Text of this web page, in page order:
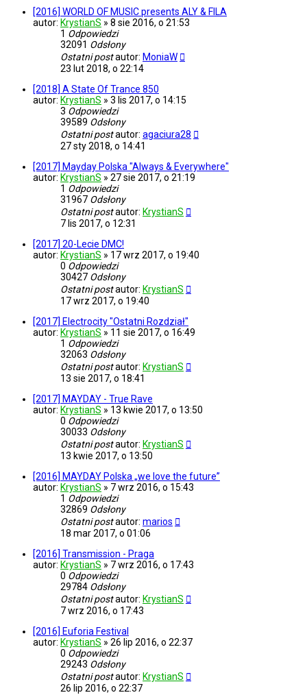
[2016] WORLD OF MUSIC presents ALY & FILA
autor: KrystianS » 8 sie 2016, o 21:53
1 Odpowiedzi
32091 Odsłony
Ostatni postautor: MoniaW
23 lut 2018, o 22:14
[2018] A State Of Trance 850
autor: KrystianS » 3 lis 2017, o 14:15
3 Odpowiedzi
39589 Odsłony
Ostatni postautor: agaciura28
27 sty 2018, o 14:41
[2017] Mayday Polska "Always & Everywhere"
autor: KrystianS » 27 sie 2017, o 21:19
1 Odpowiedzi
31967 Odsłony
Ostatni postautor: KrystianS
7 lis 2017, o 12:31
[2017] 20-Lecie DMC!
autor: KrystianS » 17 wrz 2017, o 19:40
0 Odpowiedzi
30427 Odsłony
Ostatni postautor: KrystianS
17 wrz 2017, o 19:40
[2017] Electrocity "Ostatni Rozdział"
autor: KrystianS » 11 sie 2017, o 16:49
1 Odpowiedzi
32063 Odsłony
Ostatni postautor: KrystianS
13 sie 2017, o 18:41
[2017] MAYDAY - True Rave
autor: KrystianS » 13 kwie 2017, o 13:50
0 Odpowiedzi
30033 Odsłony
Ostatni postautor: KrystianS
13 kwie 2017, o 13:50
[2016] MAYDAY Polska „we love the future”
autor: KrystianS » 7 wrz 2016, o 15:43
1 Odpowiedzi
32869 Odsłony
Ostatni postautor: marios
18 mar 2017, o 01:06
[2016] Transmission - Praga
autor: KrystianS » 7 wrz 2016, o 17:43
0 Odpowiedzi
29784 Odsłony
Ostatni postautor: KrystianS
7 wrz 2016, o 17:43
[2016] Euforia Festival
autor: KrystianS » 26 lip 2016, o 22:37
0 Odpowiedzi
29243 Odsłony
Ostatni postautor: KrystianS
26 lip 2016, o 22:37